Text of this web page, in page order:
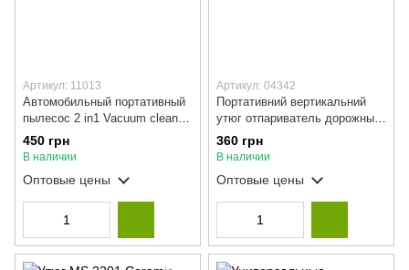
Артикул: 11013
Автомобильный портативный
пылесос 2 in1 Vacuum cleaner
4039
450 грн
В наличии
Оптовые цены
Артикул: 04342
Портативний вертикальний
утюг отпариватель дорожный
2 в 1 dry lron with spray
360 грн
В наличии
Оптовые цены